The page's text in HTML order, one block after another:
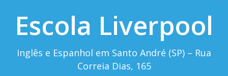
Escola Liverpool
Inglês e Espanhol em Santo André (SP) – Rua
Correia Dias, 165